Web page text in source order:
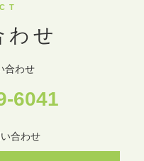
わせ
合わせ
6041
合わせ